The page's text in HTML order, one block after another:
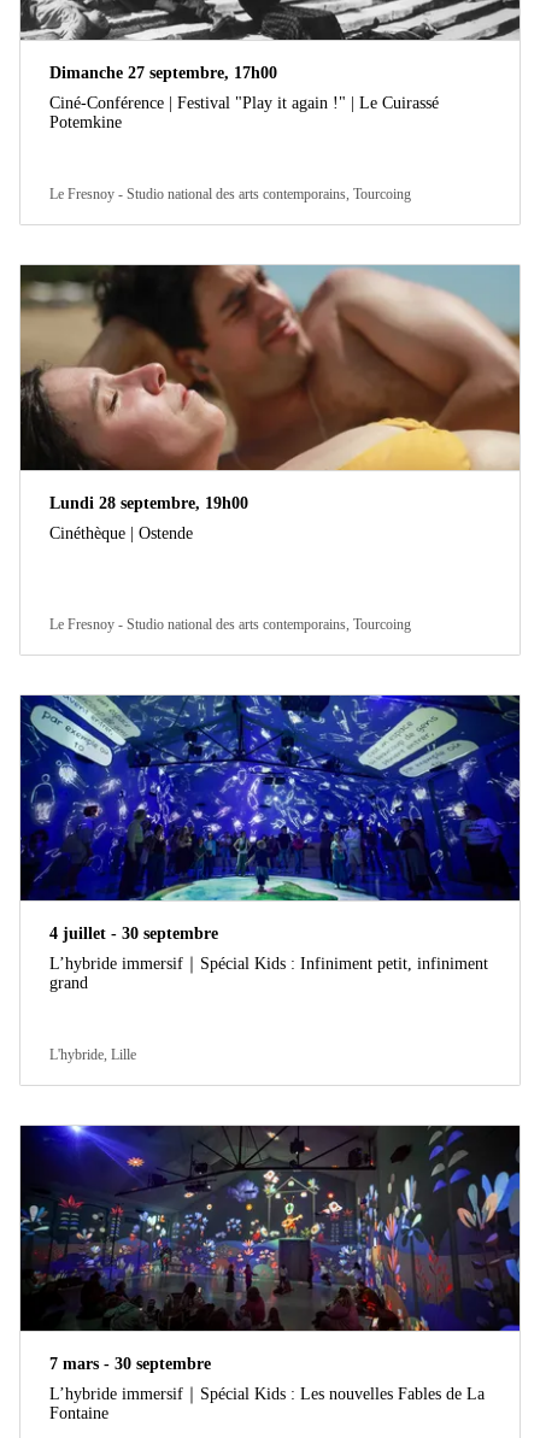
Dimanche 27 septembre, 17h00
Ciné-Conférence | Festival "Play it again !" | Le Cuirassé
Potemkine
Le Fresnoy - Studio national des arts contemporains, Tourcoing
Lundi 28 septembre, 19h00
Cinéthèque | Ostende
Le Fresnoy - Studio national des arts contemporains, Tourcoing
4 juillet - 30 septembre
L’hybride immersif｜Spécial Kids : Infiniment petit, infiniment
grand
L'hybride, Lille
7 mars - 30 septembre
L’hybride immersif｜Spécial Kids : Les nouvelles Fables de La
Fontaine